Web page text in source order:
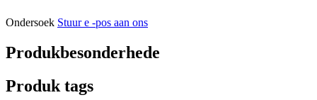
Ondersoek Stuur e -pos aan ons
Produkbesonderhede
Produk tags